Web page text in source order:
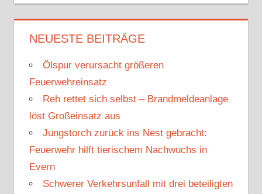
c
h
e
a
h
c
NEUESTE BEITRÄGE
Ölspur verursacht größeren
Feuerwehreinsatz
Reh rettet sich selbst – Brandmeldeanlage
löst Großeinsatz aus
Jungstorch zurück ins Nest gebracht:
Feuerwehr hilft tierischem Nachwuchs in
Evern
Schwerer Verkehrsunfall mit drei beteiligten